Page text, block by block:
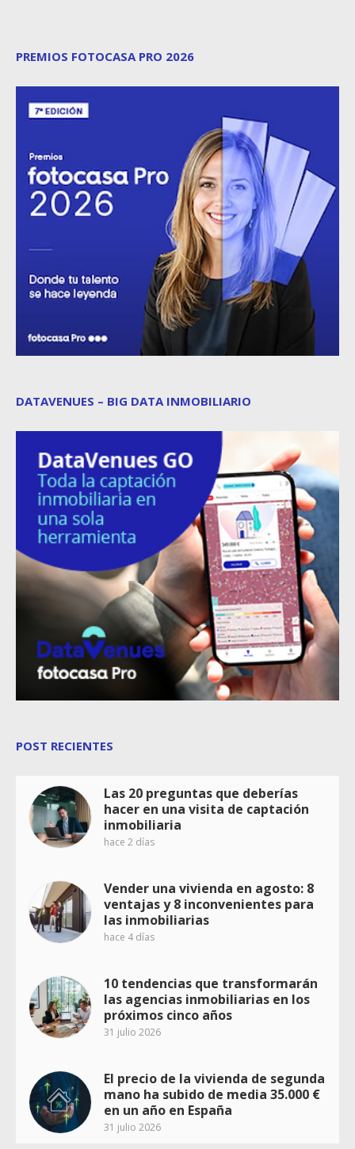
PREMIOS FOTOCASA PRO 2026
DATAVENUES – BIG DATA INMOBILIARIO
POST RECIENTES
Las 20 preguntas que deberías
hacer en una visita de captación
inmobiliaria
hace 2 días
Vender una vivienda en agosto: 8
ventajas y 8 inconvenientes para
las inmobiliarias
hace 4 días
10 tendencias que transformarán
las agencias inmobiliarias en los
próximos cinco años
31 julio 2026
El precio de la vivienda de segunda
mano ha subido de media 35.000 €
en un año en España
31 julio 2026